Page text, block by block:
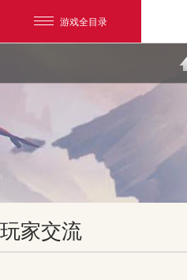
游戏全目录
玩家交流